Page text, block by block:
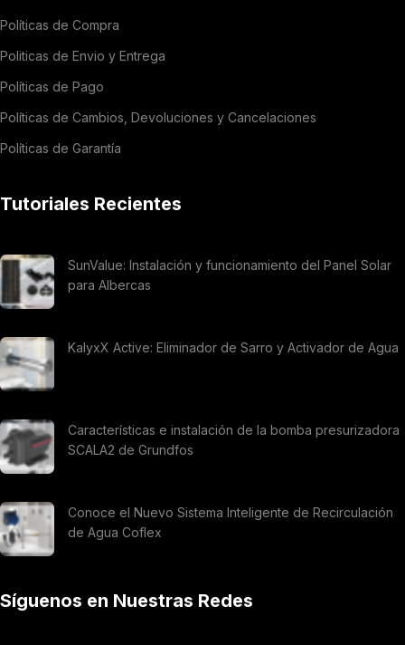
Políticas de Compra
Politicas de Envio y Entrega
Políticas de Pago
Políticas de Cambios, Devoluciones y Cancelaciones
Políticas de Garantía
Tutoriales Recientes
SunValue: Instalación y funcionamiento del Panel Solar
para Albercas
KalyxX Active: Eliminador de Sarro y Activador de Agua
Características e instalación de la bomba presurizadora
SCALA2 de Grundfos
Conoce el Nuevo Sistema Inteligente de Recirculación
de Agua Coflex
Síguenos en Nuestras Redes